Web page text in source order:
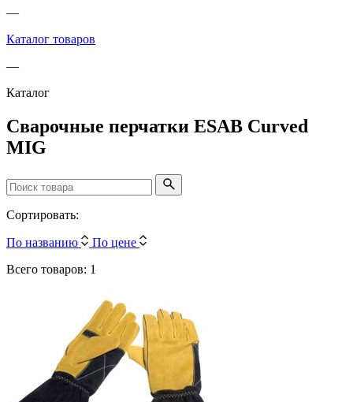
—
Каталог товаров
—
Каталог
Сварочные перчатки ESAB Curved
MIG
Сортировать:
По названию
По цене
Всего товаров: 1